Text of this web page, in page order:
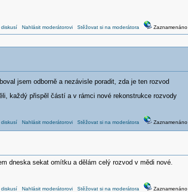
diskusí Nahlásit moderátorovi Stěžovat si na moderátora Zaznamenáno
jsem odborně a nezávisle poradit, zda je ten rozvod
každý přispěl částí a v rámci nové rekonstrukce rozvody
diskusí Nahlásit moderátorovi Stěžovat si na moderátora Zaznamenáno
dneska sekat omítku a dělám celý rozvod v mědi nové.
diskusí Nahlásit moderátorovi Stěžovat si na moderátora Zaznamenáno